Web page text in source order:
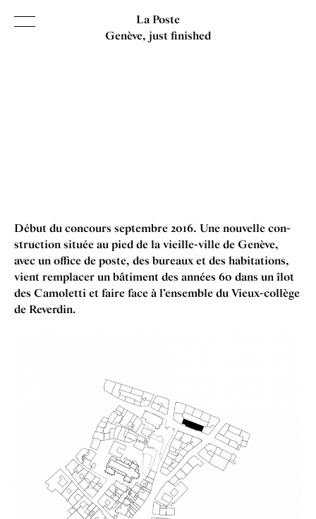
CONTACT
Search
La Poste
Genève just finished
Début du con­cours septembre 2016. Une nou­velle con­
struc­tion située au pied de la vie­ille-ville de Genève,
avec un office de poste, des bur­eaux et des hab­it­a­tions,
vient rem­pla­cer un bâti­ment des années 60 dans un îlot
des Camoletti et faire face à l’ensemble du Vieux-collège
de Reverdin.